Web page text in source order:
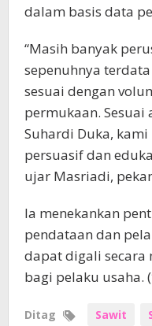
dalam basis data
“Masih banyak
sepenuhnya
sesuai dengan
permukaan.
Suhardi Duka,
persuasif dan
ujar Masriadi,
Ia menekankan
pendataan dan
dapat digali secara
bagi pelaku usaha.
Ditag Sawit